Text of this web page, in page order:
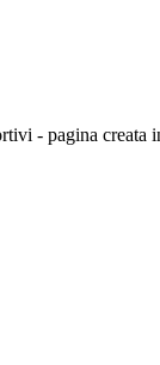
- pagina creata